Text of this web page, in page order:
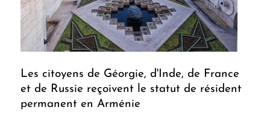
Les citoyens de Géorgie, d'Inde, de France
et de Russie reçoivent le statut de résident
permanent en Arménie